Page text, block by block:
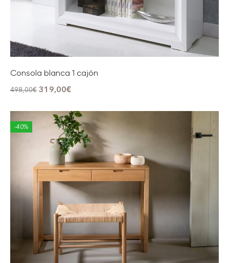
Consola blanca 1 cajón
498,00€ 319,00€
-40%